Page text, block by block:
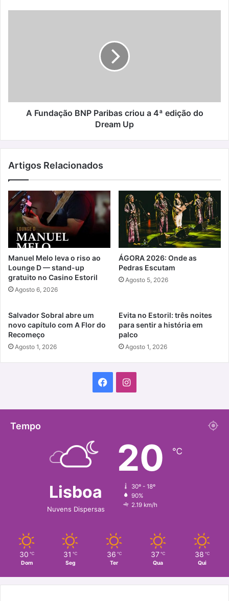
do
DreamA Fundação BNP Paribas criou a 4ª edição do
Dream Up
Artigos Relacionados
Manuel Melo leva o riso ao
Lounge D — stand-up
gratuito no Casino Estoril
Agosto 6, 2026
ÁGORA 2026: Onde as
Pedras Escutam
Agosto 5, 2026
Salvador Sobral abre um
novo capítulo com A Flor do
Recomeço
Agosto 1, 2026
Evita no Estoril: três noites
para sentir a história em
palco
Agosto 1, 2026
FacebookInstagram
Tempo
Lisboa
Nuvens Dispersas
20 ℃
30º - 18º
90%
2.19 km/h
30 ℃
Dom
31 ℃
Seg
36 ℃
Ter
37 ℃
Qua
38 ℃
Qui